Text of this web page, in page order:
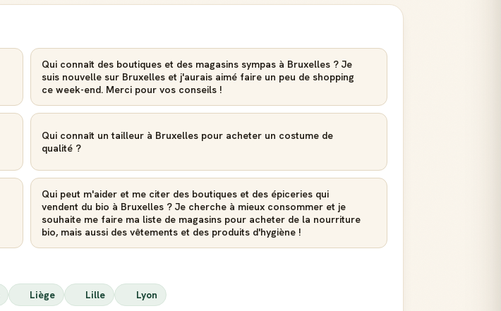
Qui connaît des boutiques et des magasins sympas à Bruxelles ? Je
suis nouvelle sur Bruxelles et j'aurais aimé faire un peu de shopping
ce week-end. Merci pour vos conseils !
Qui connaît un tailleur à Bruxelles pour acheter un costume de
qualité ?
Qui peut m'aider et me citer des boutiques et des épiceries qui
vendent du bio à Bruxelles ? Je cherche à mieux consommer et je
souhaite me faire ma liste de magasins pour acheter de la nourriture
bio, mais aussi des vêtements et des produits d'hygiène !
Liège Lille Lyon